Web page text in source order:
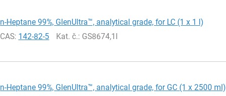
n-Heptane 99%, GlenUltra™, analytical grade, for LC (1 x 1 l)
CAS: 142-82-5 Kat. č.: GS8674,1l
n-Heptane 99%, GlenUltra™, analytical grade, for GC (1 x 2500 ml)